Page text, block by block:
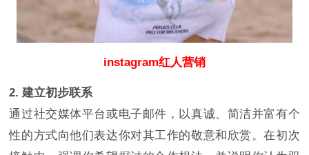
instagram红人营销
2. 建立初步联系
通过社交媒体平台或电子邮件，以真诚、简洁并富有个
性的方式向他们表达你对其工作的敬意和欣赏。在初次